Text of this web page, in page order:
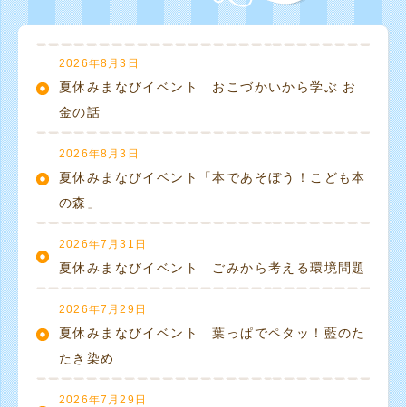
2026年8月3日
夏休みまなびイベント おこづかいから学ぶ お
金の話
2026年8月3日
夏休みまなびイベント「本であそぼう！こども本
の森」
2026年7月31日
夏休みまなびイベント ごみから考える環境問題
2026年7月29日
夏休みまなびイベント 葉っぱでペタッ！藍のた
たき染め
2026年7月29日